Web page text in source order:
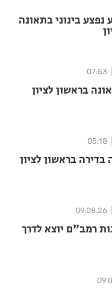
נפצע בינוני בתאונה
07:53
05:18
בדירה בראשון לציון
09.08.26
רמב"ם יוצא לדרך